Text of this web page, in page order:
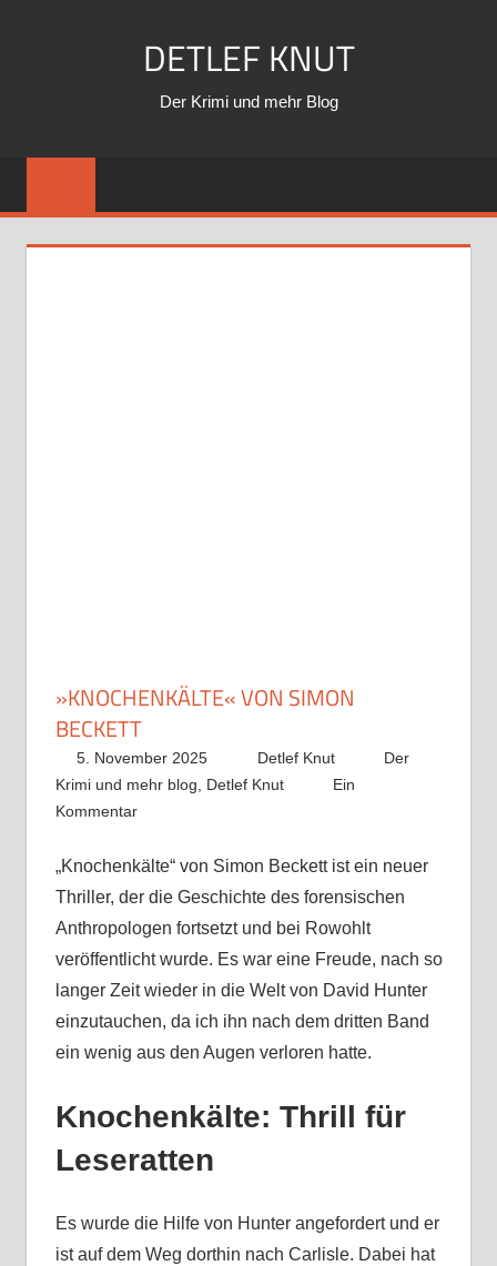
DETLEF KNUT
Der Krimi und mehr Blog
»KNOCHENKÄLTE« VON SIMON
BECKETT
5. November 2025 Detlef Knut
Der
Krimi und mehr blog, Detlef Knut
Ein
Kommentar
„Knochenkälte“ von Simon Beckett ist ein neuer
Thriller, der die Geschichte des forensischen
Anthropologen fortsetzt und bei Rowohlt
veröffentlicht wurde. Es war eine Freude, nach so
langer Zeit wieder in die Welt von David Hunter
einzutauchen, da ich ihn nach dem dritten Band
ein wenig aus den Augen verloren hatte.
Knochenkälte: Thrill für
Leseratten
Es wurde die Hilfe von Hunter angefordert und er
ist auf dem Weg dorthin nach Carlisle. Dabei hat